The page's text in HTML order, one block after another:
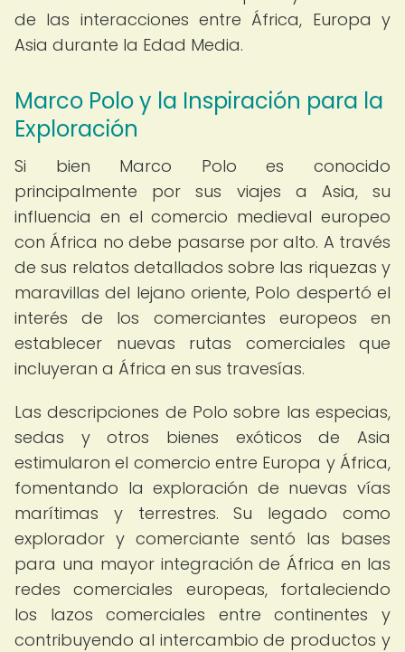
de las interacciones entre África, Europa y
Asia durante la Edad Media.
Marco Polo y la Inspiración para la
Exploración
Si bien Marco Polo es conocido
principalmente por sus viajes a Asia, su
influencia en el comercio medieval europeo
con África no debe pasarse por alto. A través
de sus relatos detallados sobre las riquezas y
maravillas del lejano oriente, Polo despertó el
interés de los comerciantes europeos en
establecer nuevas rutas comerciales que
incluyeran a África en sus travesías.
Las descripciones de Polo sobre las especias,
sedas y otros bienes exóticos de Asia
estimularon el comercio entre Europa y África,
fomentando la exploración de nuevas vías
marítimas y terrestres. Su legado como
explorador y comerciante sentó las bases
para una mayor integración de África en las
redes comerciales europeas, fortaleciendo
los lazos comerciales entre continentes y
contribuyendo al intercambio de productos y